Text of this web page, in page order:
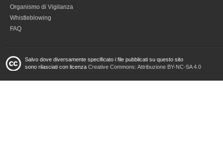
Organismo di Vigilanza
Whistleblowing
FAQ
Salvo dove diversamente specificato i file pubblicati su questo sito
sono rilasciati con licenza Creative Commons: Attribuzione BY-NC-SA 4.0